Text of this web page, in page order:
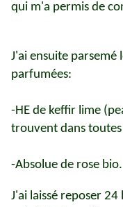
qui m'a permis de
J'ai ensuite
parfumées:
-HE de keffir lime
trouvent dans
-Absolue de rose bio.
J'ai laissé reposer